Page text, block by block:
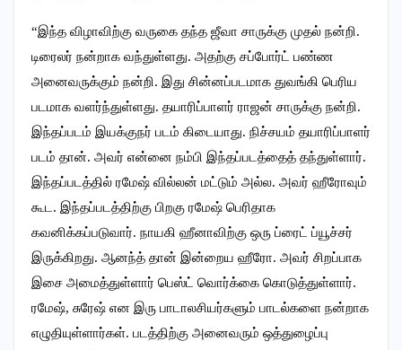
“இந்த விழாவிற்கு வருகை தந்த ஜீவா சாருக்கு முதல் நன்றி.
டிரைலர் நன்றாக வந்துள்ளது. அதற்கு சப்போர்ட் பண்ண
அனைவருக்கும் நன்றி. இது சின்னப்படமாக துவங்கி பெரிய
படமாக வளர்ந்துள்ளது. தயாரிப்பாளர் ராஜன் சாருக்கு நன்றி.
இந்தப்படம் இயக்குநர் படம் கிடையாது. நிச்சயம் தயாரிப்பாளர்
படம் தான். அவர் என்னை நம்பி இந்தப்படத்தைத் தந்துள்ளார்.
இந்தப்படத்தில் ரமேஷ் வில்லன் மட்டும் அல்ல. அவர் ஹீரோவும்
கூட. இந்தப்படத்திற்கு பிறகு ரமேஷ் பெரிதாக
கவனிக்கப்படுவார். நாயகி ஹீனாவிற்கு ஒரு ப்ரைட் ப்யூச்சர்
இருக்கிறது. ஆனந்த் தான் இன்றைய ஹீரோ. அவர் சிறப்பாக
இசை அமைத்துள்ளார் பெஸ்ட் வொர்க்கை கொடுத்துள்ளார்.
ரமேஷ், சுரேஷ் என இரு பாடாலசியர்களும் பாடல்களை நன்றாக
எழுதியுள்ளார்கள். படத்திற்கு அனைவரும் ஒத்துழைப்பு